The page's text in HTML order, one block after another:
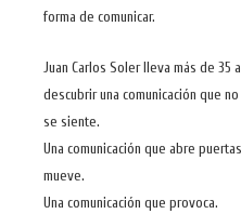
forma de comunicar.
Juan Carlos Soler lleva más de 35
descubrir una comunicación que
se siente.
Una comunicación que abre
mueve.
Una comunicación que provoca.